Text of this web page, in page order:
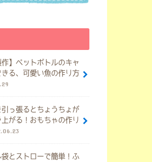
作】ペットボトルのキャ
きる、可愛い魚の作り方
引っ張るとちょうちょが
上がる！おもちゃの作り
袋とストローで簡単！ふ